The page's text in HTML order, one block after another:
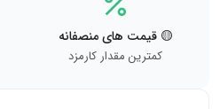
🟡 قیمت های منصفانه
کمترین مقدار کارمزد